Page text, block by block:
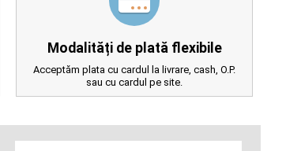
Modalități de plată flexibile
Acceptăm plata cu cardul la livrare, cash, O.P.
sau cu cardul pe site.